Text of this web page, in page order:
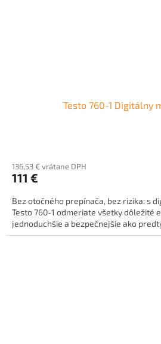
Testo 760-1 Digitálny
136,53 € vrátane DPH
111 €
Bez otočného prepínača, bez rizika: s
Testo 760-1 odmeriate všetky dôležité
jednoduchšie a bezpečnejšie ako